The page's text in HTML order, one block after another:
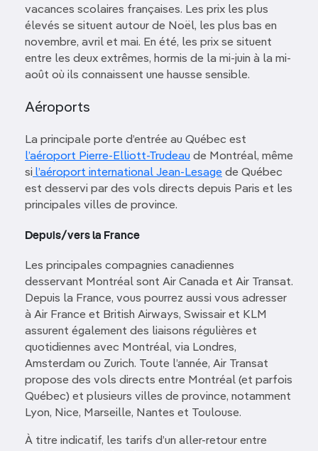
vacances scolaires françaises. Les prix les plus
élevés se situent autour de Noël, les plus bas en
novembre, avril et mai. En été, les prix se situent
entre les deux extrêmes, hormis de la mi-juin à la mi-
août où ils connaissent une hausse sensible.
Aéroports
La principale porte d’entrée au Québec est
l’aéroport Pierre-Elliott-Trudeau de Montréal, même
si l’aéroport international Jean-Lesage de Québec
est desservi par des vols directs depuis Paris et les
principales villes de province.
Depuis/vers la France
Les principales compagnies canadiennes
desservant Montréal sont Air Canada et Air Transat.
Depuis la France, vous pourrez aussi vous adresser
à Air France et British Airways, Swissair et KLM
assurent également des liaisons régulières et
quotidiennes avec Montréal, via Londres,
Amsterdam ou Zurich. Toute l’année, Air Transat
propose des vols directs entre Montréal (et parfois
Québec) et plusieurs villes de province, notamment
Lyon, Nice, Marseille, Nantes et Toulouse.
À titre indicatif, les tarifs d’un aller-retour entre